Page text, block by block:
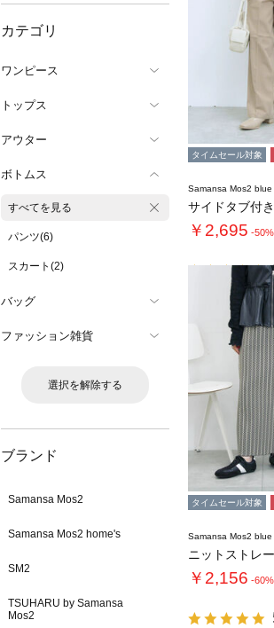
カテゴリ
ワンピース
トップス
アウター
ボトムス
すべてを見る
パンツ(6)
スカート(2)
バッグ
ファッション雑貨
選択を解除する
ブランド
Samansa Mos2
Samansa Mos2 home's
SM2
TSUHARU by Samansa
Mos2
タイムセール対象
Samansa Mos2 blue
サイドタブ付
￥2,695 -
タイムセール対象
Samansa Mos2 blue
ニットストレ
￥2,156 -